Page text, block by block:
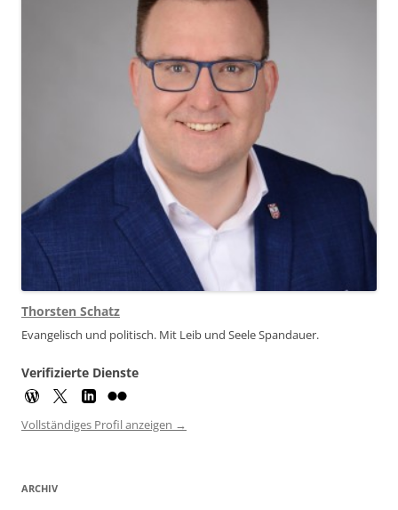
Thorsten Schatz
Evangelisch und politisch. Mit Leib und Seele Spandauer.
Verifizierte Dienste
Vollständiges Profil anzeigen →
ARCHIV